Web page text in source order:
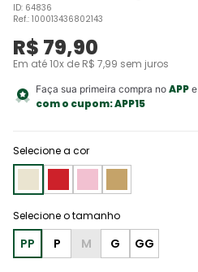
ID: 64836
Ref.: 100013436802143
R$ 79,90
Em até10x de R$ 7,99 sem juros
Faça sua primeira compra no APPe
com o cupom:APP15
Selecione a cor
PP P M G GG